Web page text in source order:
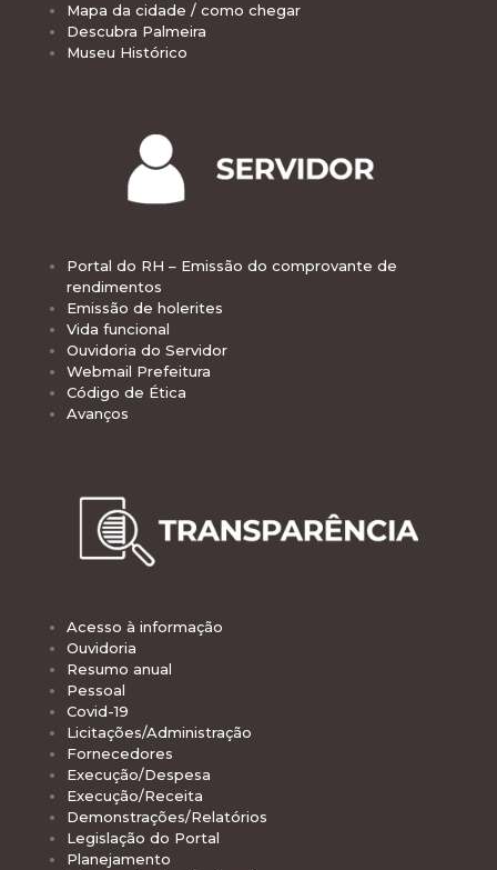
Mapa da cidade / como chegar
Descubra Palmeira
Museu Histórico
Portal do RH – Emissão do comprovante de
rendimentos
Emissão de holerites
Vida funcional
Ouvidoria do Servidor
Webmail Prefeitura
Código de Ética
Avanços
Acesso à informação
Ouvidoria
Resumo anual
Pessoal
Covid-19
Licitações/Administração
Fornecedores
Execução/Despesa
Execução/Receita
Demonstrações/Relatórios
Legislação do Portal
Planejamento